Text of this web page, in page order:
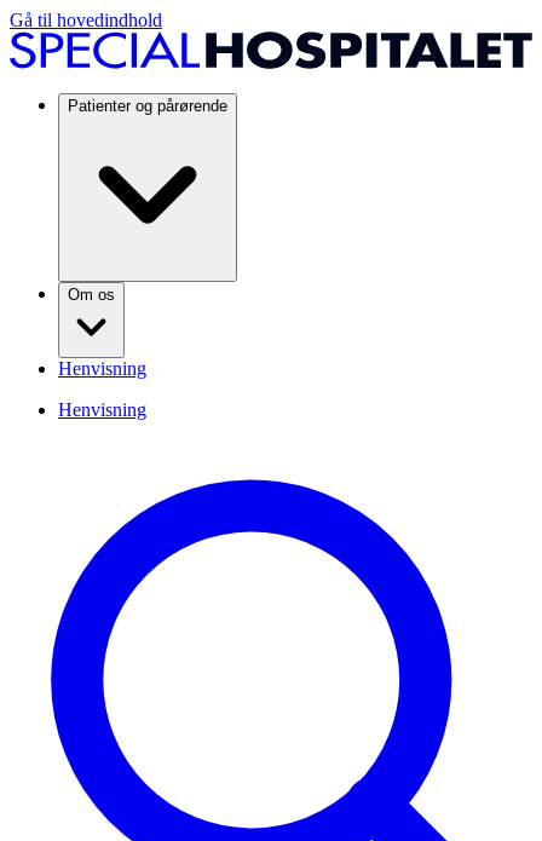
Gå til hovedindhold
Patienter og pårørende
Om os
Henvisning
Henvisning